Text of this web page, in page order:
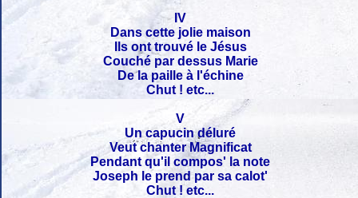
IV
Dans cette jolie maison
Ils ont trouvé le Jésus
Couché par dessus Marie
De la paille à l'échine
Chut ! etc...
V
Un capucin déluré
Veut chanter Magnificat
Pendant qu'il compos' la note
Joseph le prend par sa calot'
Chut ! etc...